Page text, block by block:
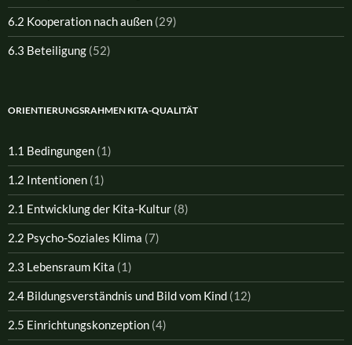
6.2 Kooperation nach außen (29)
6.3 Beteiligung (52)
ORIENTIERUNGSRAHMEN KITA-QUALITÄT
1.1 Bedingungen (1)
1.2 Intentionen (1)
2.1 Entwicklung der Kita-Kultur (8)
2.2 Psycho-Soziales Klima (7)
2.3 Lebensraum Kita (1)
2.4 Bildungsverständnis und Bild vom Kind (12)
2.5 Einrichtungskonzeption (4)